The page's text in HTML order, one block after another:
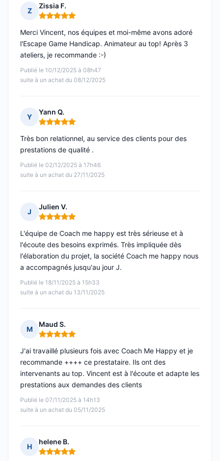
Z
Zissia F.
Note : 5 sur 5
Publié le 10/12/2025 à 08h47
suite à un achat du 08/12/2025
Merci Vincent, nos équipes et moi-même avons adoré
l'Escape Game Handicap. Animateur au top! Après 3
ateliers, je recommande :-)
Y
Yann Q.
Note : 5 sur 5
Publié le 02/12/2025 à 17h46
suite à un achat du 27/11/2025
Très bon relationnel, au service des clients pour des
prestations de qualité .
J
Julien V.
Note : 5 sur 5
Publié le 18/11/2025 à 15h33
suite à un achat du 13/11/2025
L'équipe de Coach me happy est très sérieuse et à
l'écoute des besoins exprimés. Très impliquée dès
l'élaboration du projet, la société Coach me happy nous
a accompagnés jusqu'au jour J.
M
Maud S.
Note : 5 sur 5
Publié le 07/11/2025 à 14h13
suite à un achat du 05/11/2025
J'ai travaillé plusieurs fois avec Coach Me Happy et je
recommande ++++ ce prestataire. Ils ont des
intervenants au top. Vincent est à l'écoute et adapte les
prestations aux demandes des clients
H
helene B.
Note : 5 sur 5